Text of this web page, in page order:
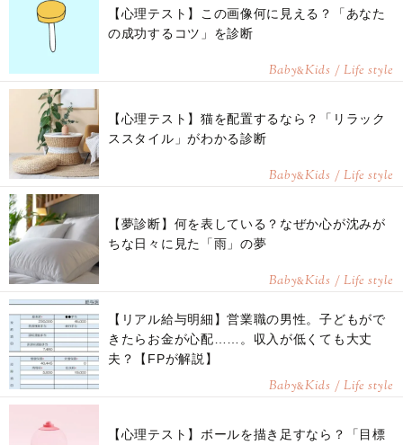
【心理テスト】この画像何に見える？「あなた
の成功するコツ」を診断
Baby&Kids / Life style
【心理テスト】猫を配置するなら？「リラック
ススタイル」がわかる診断
Baby&Kids / Life style
【夢診断】何を表している？なぜか心が沈みが
ちな日々に見た「雨」の夢
Baby&Kids / Life style
【リアル給与明細】営業職の男性。子どもがで
きたらお金が心配……。収入が低くても大丈
夫？【FPが解説】
Baby&Kids / Life style
【心理テスト】ボールを描き足すなら？「目標